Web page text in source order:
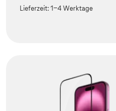
Lieferzeit:1-4 Werktage